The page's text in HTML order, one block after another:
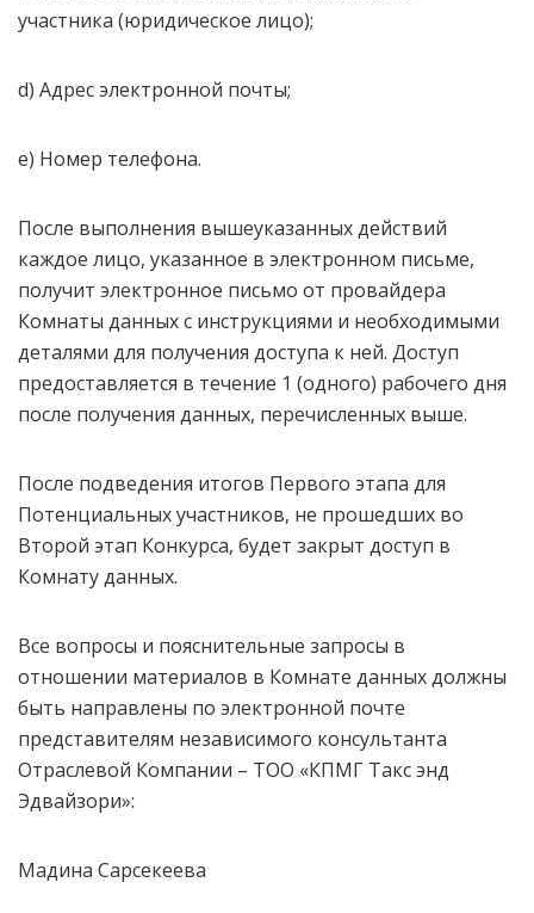
участника (юридическое лицо);
d) Адрес электронной почты;
e) Номер телефона.
После выполнения вышеуказанных действий
каждое лицо, указанное в электронном письме,
получит электронное письмо от провайдера
Комнаты данных с инструкциями и необходимыми
деталями для получения доступа к ней. Доступ
предоставляется в течение 1 (одного) рабочего дня
после получения данных, перечисленных выше.
После подведения итогов Первого этапа для
Потенциальных участников, не прошедших во
Второй этап Конкурса, будет закрыт доступ в
Комнату данных.
Все вопросы и пояснительные запросы в
отношении материалов в Комнате данных должны
быть направлены по электронной почте
представителям независимого консультанта
Отраслевой Компании – ТОО «КПМГ Такс энд
Эдвайзори»:
Мадина Сарсекеева